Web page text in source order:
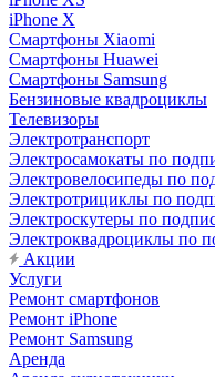
iPhone X
Смартфоны Xiaomi
Смартфоны Huawei
Смартфоны Samsung
Бензиновые квадроциклы
Телевизоры
Электротранспорт
Электросамокаты по
Электровелосипеды по
Электротрициклы по
Электроскутеры по
Электроквадроциклы по
Акции
Услуги
Ремонт смартфонов
Ремонт iPhone
Ремонт Samsung
Аренда